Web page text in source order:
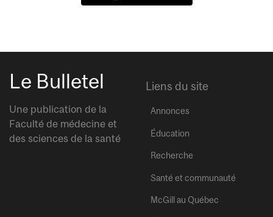
Le Bulletel
Une publication de la
Faculté de médecine et
des sciences de la santé
Liens du site
Annonces
Éducation
Recherche
Santé et communauté
McGill au Québec